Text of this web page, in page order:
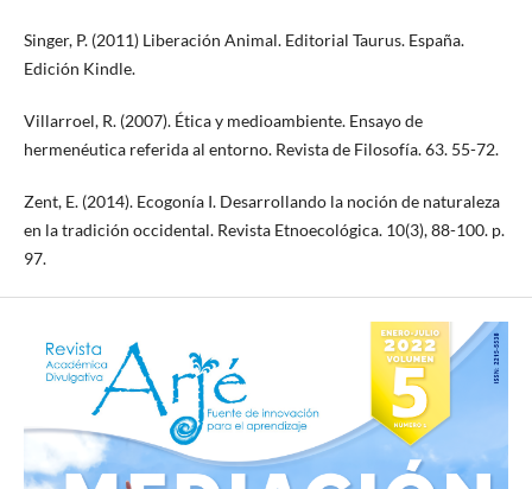
Singer, P. (2011) Liberación Animal. Editorial Taurus. España.
Edición Kindle.
Villarroel, R. (2007). Ética y medioambiente. Ensayo de
hermenéutica referida al entorno. Revista de Filosofía. 63. 55-72.
Zent, E. (2014). Ecogonía I. Desarrollando la noción de naturaleza
en la tradición occidental. Revista Etnoecológica. 10(3), 88-100. p.
97.